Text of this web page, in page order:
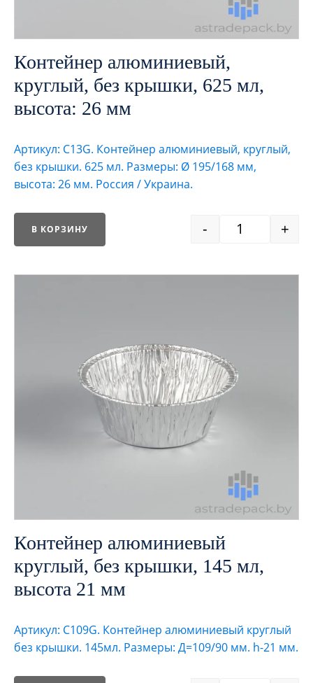
Контейнер алюминиевый,
круглый, без крышки, 625 мл,
высота: 26 мм
Артикул: С13G. Контейнер алюминиевый, круглый,
без крышки. 625 мл. Размеры: Ø 195/168 мм,
высота: 26 мм. Россия / Украина.
- +
В КОРЗИНУ
Контейнер алюминиевый
круглый, без крышки, 145 мл,
высота 21 мм
Артикул: C109G. Контейнер алюминиевый круглый
без крышки. 145мл. Размеры: Д=109/90 мм. h-21 мм.